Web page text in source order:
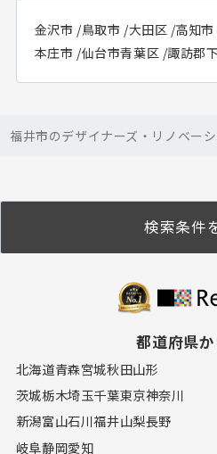
金沢市 /鳥取市 /大田区 /高知市
本庄市 /仙台市青葉区 /諏訪郡
福井市のデザイナーズ・リノベー
検索条件
都道府県
北海道青森宮城秋田山形
茨城栃木埼玉千葉東京神奈川
新潟富山石川福井山梨長野
岐阜静岡愛知